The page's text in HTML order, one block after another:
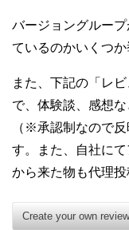
バージョングルー
ているのかいくつか
また、下記の「レ
で、体験談、感想
（※承認制なので
す。また、自社に
から来た物も代理投
Create your own review